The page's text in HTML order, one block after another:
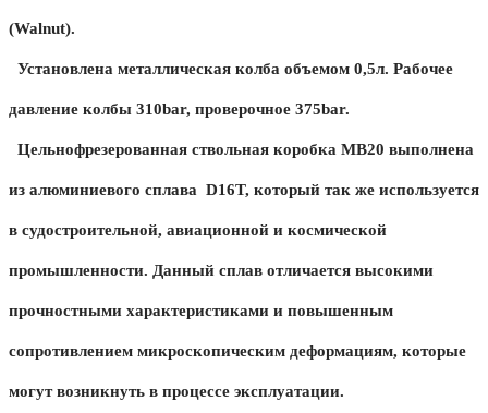
(Walnut).
Установлена металлическая колба объемом 0,5л. Рабочее
давление колбы 310bar, проверочное 375bar.
Цельнофрезерованная ствольная коробка MB20 выполнена
из алюминиевого сплава D16T, который так же используется
в судостроительной, авиационной и космической
промышленности. Данный сплав отличается высокими
прочностными характеристиками и повышенным
сопротивлением микроскопическим деформациям, которые
могут возникнуть в процессе эксплуатации.